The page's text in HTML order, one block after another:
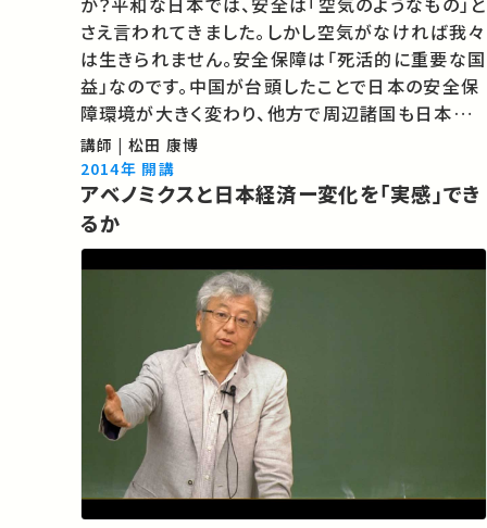
さえ言われてきました。しかし空気がなければ我々
は生きられません。安全保障は「死活的に重要な国
益」なのです。中国が台頭したことで日本の安全保
障環境が大きく変わり、他方で周辺諸国も日本の
変化に敏感に反応しています。悪化した日中関係
は、いったい日本の安全保障環境をどう変えていく
のでしょうか？いっしょに考えてみ…
講師 | 松田 康博
2014年 開講
アベノミクスと日本経済ー変化を「実感」でき
るか